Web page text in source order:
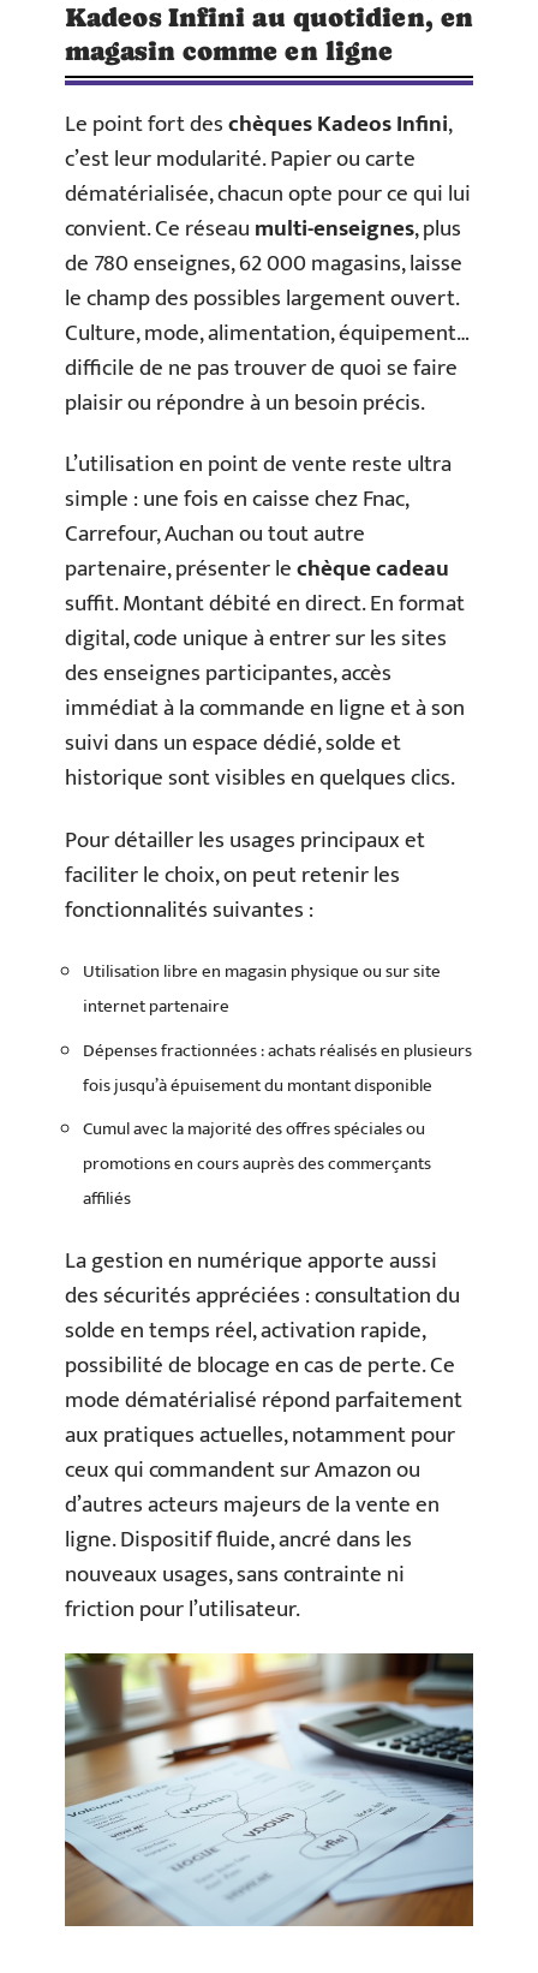
Kadeos Infini au quotidien, en
magasin comme en ligne
Le point fort deschèques Kadeos Infini,
c’est leur modularité. Papier ou carte
dématérialisée, chacun opte pour ce qui lui
convient. Ce réseaumulti-enseignes, plus
de 780 enseignes, 62 000 magasins, laisse
le champ des possibles largement ouvert.
Culture, mode, alimentation, équipement…
difficile de ne pas trouver de quoi se faire
plaisir ou répondre à un besoin précis.
L’utilisation en point de vente reste ultra
simple : une fois en caisse chez Fnac,
Carrefour, Auchan ou tout autre
partenaire, présenter lechèque cadeau
suffit. Montant débité en direct. En format
digital, code unique à entrer sur les sites
des enseignes participantes, accès
immédiat à la commande en ligne et à son
suivi dans un espace dédié, solde et
historique sont visibles en quelques clics.
Pour détailler les usages principaux et
faciliter le choix, on peut retenir les
fonctionnalités suivantes :
Utilisation libre en magasin physique ou sur site
internet partenaire
Dépenses fractionnées : achats réalisés en plusieurs
fois jusqu’à épuisement du montant disponible
Cumul avec la majorité des offres spéciales ou
promotions en cours auprès des commerçants
affiliés
La gestion en numérique apporte aussi
des sécurités appréciées : consultation du
solde en temps réel, activation rapide,
possibilité de blocage en cas de perte. Ce
mode dématérialisé répond parfaitement
aux pratiques actuelles, notamment pour
ceux qui commandent sur Amazon ou
d’autres acteurs majeurs de la vente en
ligne. Dispositif fluide, ancré dans les
nouveaux usages, sans contrainte ni
friction pour l’utilisateur.